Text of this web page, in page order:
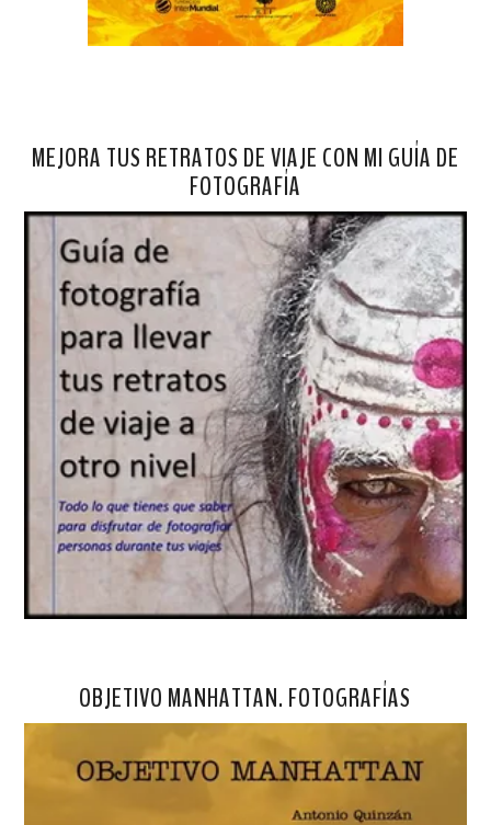
MEJORA TUS RETRATOS DE VIAJE CON MI GUÍA DE
FOTOGRAFÍA
OBJETIVO MANHATTAN. FOTOGRAFÍAS